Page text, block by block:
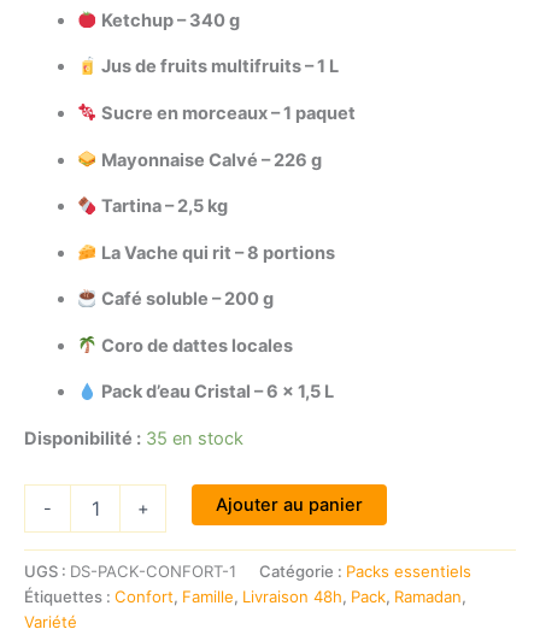
initial
était :
50,00 €.
actuel
est :
49,00 €.
Ketchup – 340 g
Jus de fruits multifruits – 1 L
Sucre en morceaux – 1 paquet
Mayonnaise Calvé – 226 g
Tartina – 2,5 kg
La Vache qui rit – 8 portions
Café soluble – 200 g
Coro de dattes locales
Pack d’eau Cristal – 6 x 1,5 L
Disponibilité : 35 en stock
-
Convivial
Famille
+ Ajouter au panier
UGS : DS-PACK-CONFORT-1 Catégorie : Packs essentiels
Étiquettes : Confort, Famille, Livraison 48h, Pack, Ramadan,
Variété